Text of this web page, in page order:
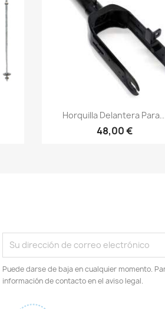
Vista rápida
Horquilla Delantera
48,00 €
Puede darse de baja en cualquier momento.
información de contacto en el aviso legal.